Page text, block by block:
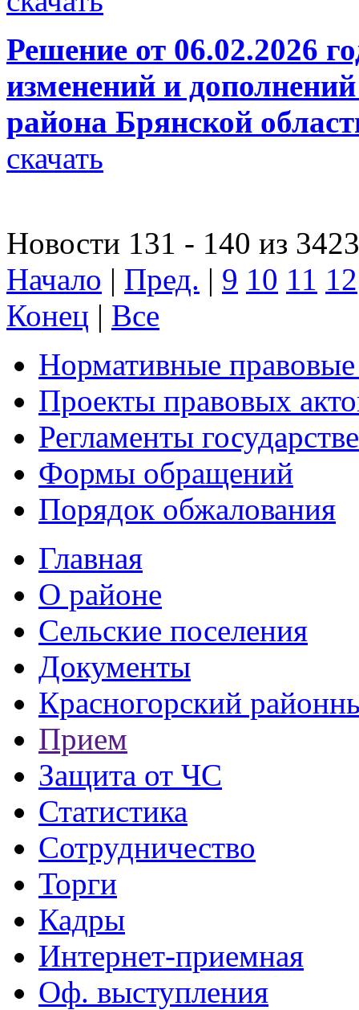
Решение от 06.02.2026
изменений и
района Брянской
скачать
Новости 131 - 140 из 3423
Начало | Пред. | 9 10 11 12
Конец | Все
Нормативные
Проекты правовых
Регламенты
Формы обращений
Порядок обжалования
Главная
О районе
Сельские поселения
Документы
Красногорский
Прием
Защита от ЧС
Статистика
Сотрудничество
Торги
Кадры
Интернет-приемная
Оф. выступления